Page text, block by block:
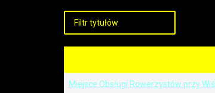
Miejsce Obsługi Rowerzystów przy